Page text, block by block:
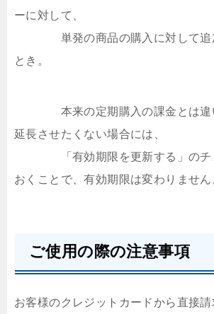
ーに対して、
単発の商品の購入に対して追
とき。
本来の定期購入の課金とは違
延長させたくない場合には、
「有効期限を更新する」のチェ
おくことで、有効期限は変わりません
ご使用の際の注意事項
お客様のクレジットカードから直接